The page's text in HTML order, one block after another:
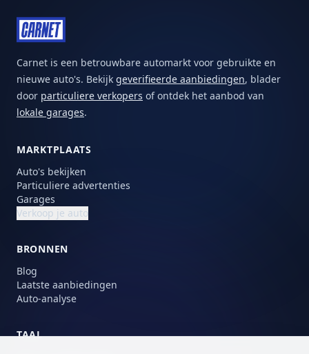
Carnet is een betrouwbare automarkt voor gebruikte en
nieuwe auto's. Bekijk geverifieerde aanbiedingen, blader
door particuliere verkopers of ontdek het aanbod van
lokale garages.
MARKTPLAATS
Auto's bekijken
Particuliere advertenties
Garages
Verkoop je auto
BRONNEN
Blog
Laatste aanbiedingen
Auto-analyse
TAAL